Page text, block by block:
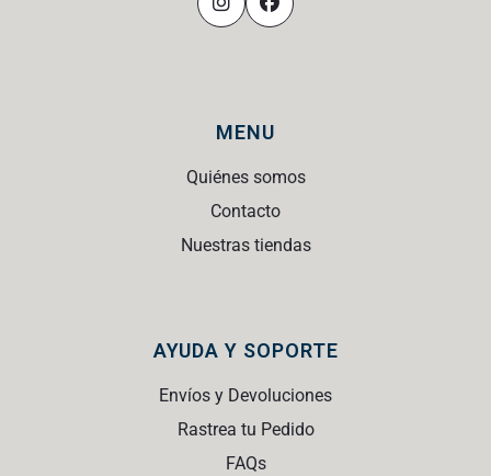
MENU
Quiénes somos
Contacto
Nuestras tiendas
AYUDA Y SOPORTE
Envíos y Devoluciones
Rastrea tu Pedido
FAQs